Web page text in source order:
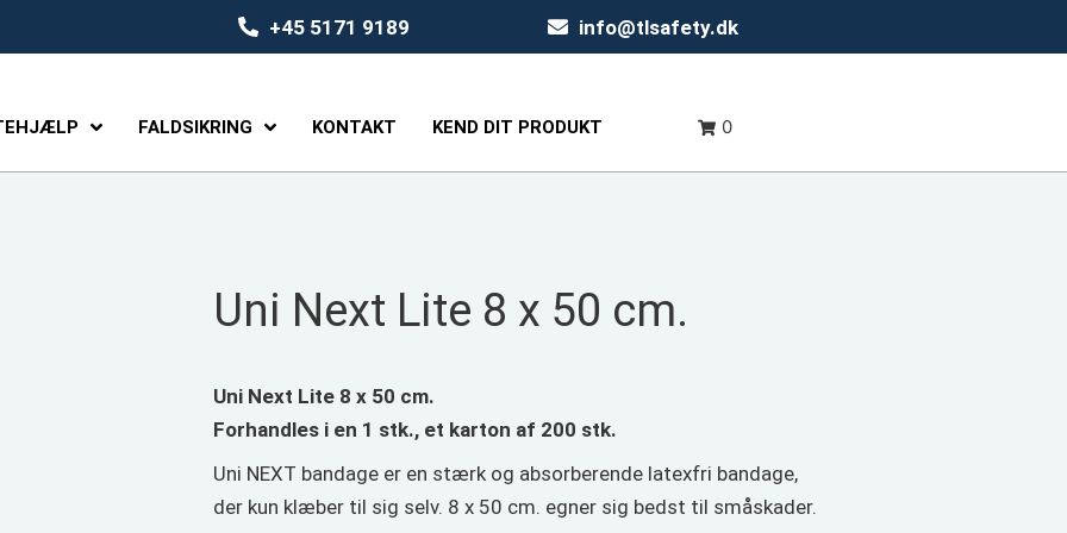
+45 5171 9189 info@tlsafety.dk
FALDSIKRING KONTAKT KEND DIT PRODUKT 0
Uni Next Lite 8 x 50 cm.
Uni Next Lite 8 x 50 cm.
Forhandles i en 1 stk., et karton af 200 stk.
Uni NEXT bandage er en stærk og absorberende latexfri bandage,
der kun klæber til sig selv. 8 x 50 cm. egner sig bedst til småskader.